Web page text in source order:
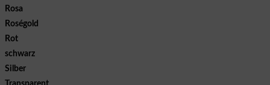
Rosa
Roségold
Rot
schwarz
Silber